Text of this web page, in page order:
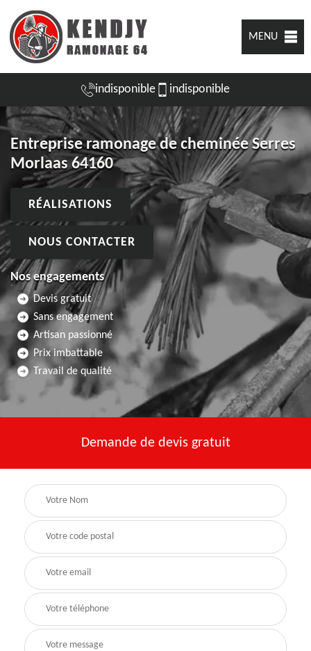
MENU
indisponible indisponible
Entreprise ramonage de cheminée Serres
Morlaas 64160
RÉALISATIONS
NOUS CONTACTER
Nos engagements
Devis gratuit
Sans engagement
Artisan passionné
Prix imbattable
Travail de qualité
Demande de devis gratuit